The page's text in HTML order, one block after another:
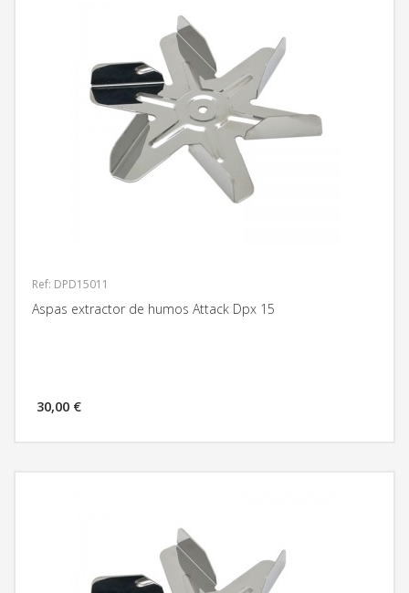
Ref: DPD15011
Aspas extractor de humos Attack Dpx 15
30,00 €